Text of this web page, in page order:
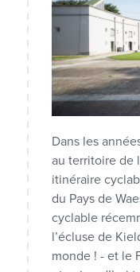
Dans les
au territoire de
itinéraire
du Pays de
cyclable
l’écluse de
monde ! - et le